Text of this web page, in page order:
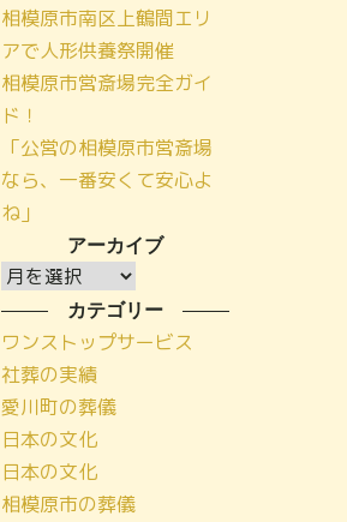
相模原市南区上鶴間エリ
アで人形供養祭開催
相模原市営斎場完全ガイ
ド！
「公営の相模原市営斎場
なら、一番安くて安心よ
ね」
アーカイブ
ア
ー
カ
イ
ブ
カテゴリー
ワンストップサービス
社葬の実績
愛川町の葬儀
日本の文化
日本の文化
相模原市の葬儀